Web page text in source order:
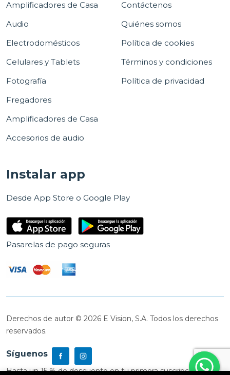
Amplificadores de Casa
Audio
Electrodomésticos
Celulares y Tablets
Fotografía
Fregadores
Amplificadores de Casa
Accesorios de audio
Contáctenos
Quiénes somos
Política de cookies
Términos y condiciones
Política de privacidad
Instalar app
Desde App Store o Google Play
Pasarelas de pago seguras
Derechos de autor © 2026 E Vision, S.A. Todos los derechos
reservados.
Síguenos
Hasta un 15 % de descuento en tu primera suscripción